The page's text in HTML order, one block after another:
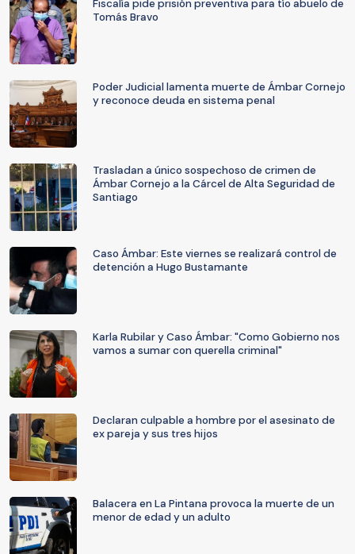
Fiscalía pide prisión preventiva para tío abuelo de
Tomás Bravo
Poder Judicial lamenta muerte de Ámbar Cornejo
y reconoce deuda en sistema penal
Trasladan a único sospechoso de crimen de
Ámbar Cornejo a la Cárcel de Alta Seguridad de
Santiago
Caso Ámbar: Este viernes se realizará control de
detención a Hugo Bustamante
Karla Rubilar y Caso Ámbar: "Como Gobierno nos
vamos a sumar con querella criminal"
Declaran culpable a hombre por el asesinato de
ex pareja y sus tres hijos
Balacera en La Pintana provoca la muerte de un
menor de edad y un adulto